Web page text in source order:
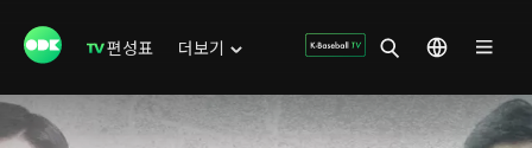
편성표 더보기